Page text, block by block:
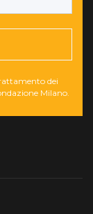
dei
Milano.